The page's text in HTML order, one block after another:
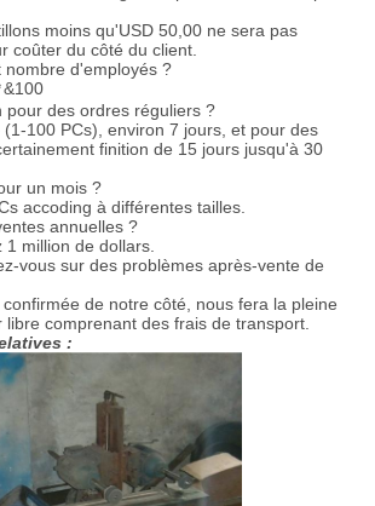
moins qu'USD 50,00 ne sera pas
coûter du côté du client.
d'employés ?
pour des ordres réguliers ?
100 PCs), environ 7 jours, et pour des
finition de 15 jours jusqu'à 30
un mois ?
accoding à différentes tailles.
annuelles ?
1 million de dollars.
vous sur des problèmes après-vente de
de notre côté, nous fera la pleine
libre comprenant des frais de transport.
: